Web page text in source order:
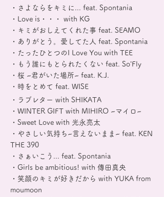
・さよならをキミに... feat. Spontania
・Love is・・・ with KG
・キミがおしえてくれた事 feat. SEAMO
・ありがとう。愛してた人 feat. Spontania
・たったひとつのI Love You with TEE
・もう誰にもとられたくない feat. So’Fly
・桜 ~君がいた場所~ feat. K.J.
・時をとめて feat. WISE
・ラブレター with SHIKATA
・WINTER GIFT with MIHIRO ~マイロ~
・Sweet Love with 光永亮太
・やさしい気持ち~言えないまま~ feat. KEN
THE 390
・さぁいこう... feat. Spontania
・Girls be ambitious! with 傳田真央
・笑顔のキミが好きだから with YUKA from
moumoon